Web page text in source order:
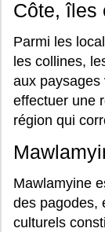
Côte, îles
Parmi les
les collines,
aux paysages
effectuer une
région qui
Mawlamyine
des pagodes,
culturels